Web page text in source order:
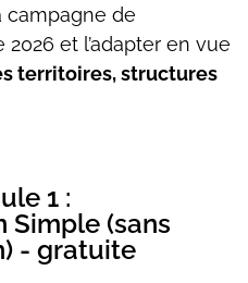
de
et l’adapter en vue
territoires, structures
1 :
Simple (sans
- gratuite